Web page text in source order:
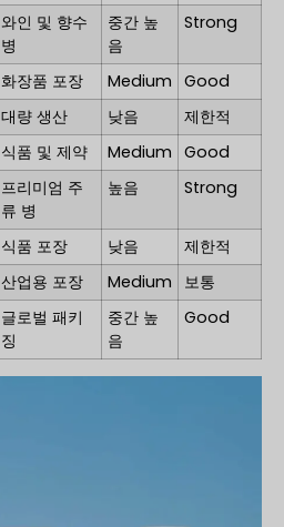
와인 및 향수
병
중간 높
음
Strong
화장품 포장 Medium Good
대량 생산 낮음
제한적
식품 및 제약 Medium Good
프리미엄 주
류 병
높음 Strong
식품 포장 낮음
제한적
산업용 포장 Medium
보통
글로벌 패키
징
중간 높
음
Good